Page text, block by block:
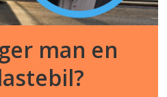
man en